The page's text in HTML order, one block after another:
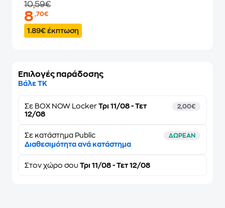
10,59€
8,70€
1.89€ έκπτωση
Επιλογές παράδοσης
Βάλε ΤΚ
Σε BOX NOW Locker Τρι 11/08 - Τετ
12/08
2,00€
Σε κατάστημα Public ΔΩΡΕΑΝ
Διαθεσιμότητα ανά κατάστημα
Στον χώρο σου Τρι 11/08 - Τετ 12/08